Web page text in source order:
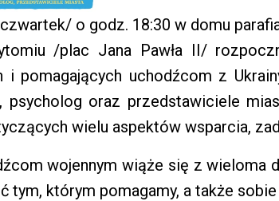
o godz. 18:30 w domu
/plac Jana Pawła II/
i pomagających uchodźcom z
psycholog oraz przedstawiciele
wielu aspektów wsparcia,
wojennym wiąże się z wieloma
tym, którym pomagamy, a także